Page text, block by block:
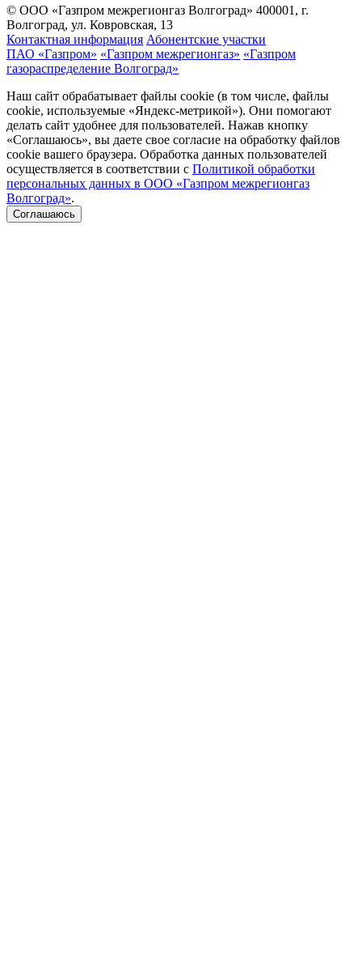
© ООО «Газпром межрегионгаз Волгоград» 400001, г.
Волгоград, ул. Ковровская, 13
Контактная информация Абонентские участки
ПАО «Газпром» «Газпром межрегионгаз» «Газпром
газораспределение Волгоград»
Наш сайт обрабатывает файлы cookie (в том числе, файлы
cookie, используемые «Яндекс-метрикой»). Они помогают
делать сайт удобнее для пользователей. Нажав кнопку
«Соглашаюсь», вы даете свое согласие на обработку файлов
cookie вашего браузера. Обработка данных пользователей
осуществляется в соответствии с Политикой обработки
персональных данных в ООО «Газпром межрегионгаз
Волгоград».
Соглашаюсь